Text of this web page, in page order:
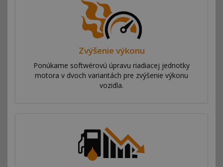
Zvýšenie výkonu
Ponúkame softwérovú úpravu riadiacej jednotky
motora v dvoch variantách pre zvýšenie výkonu
vozidla.